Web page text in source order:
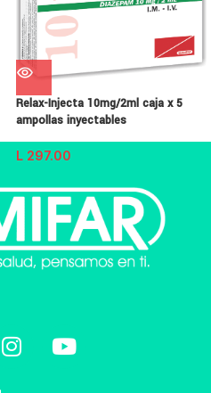
Relax-Injecta 10mg/2ml caja x 5
ampollas inyectables
L 297.00